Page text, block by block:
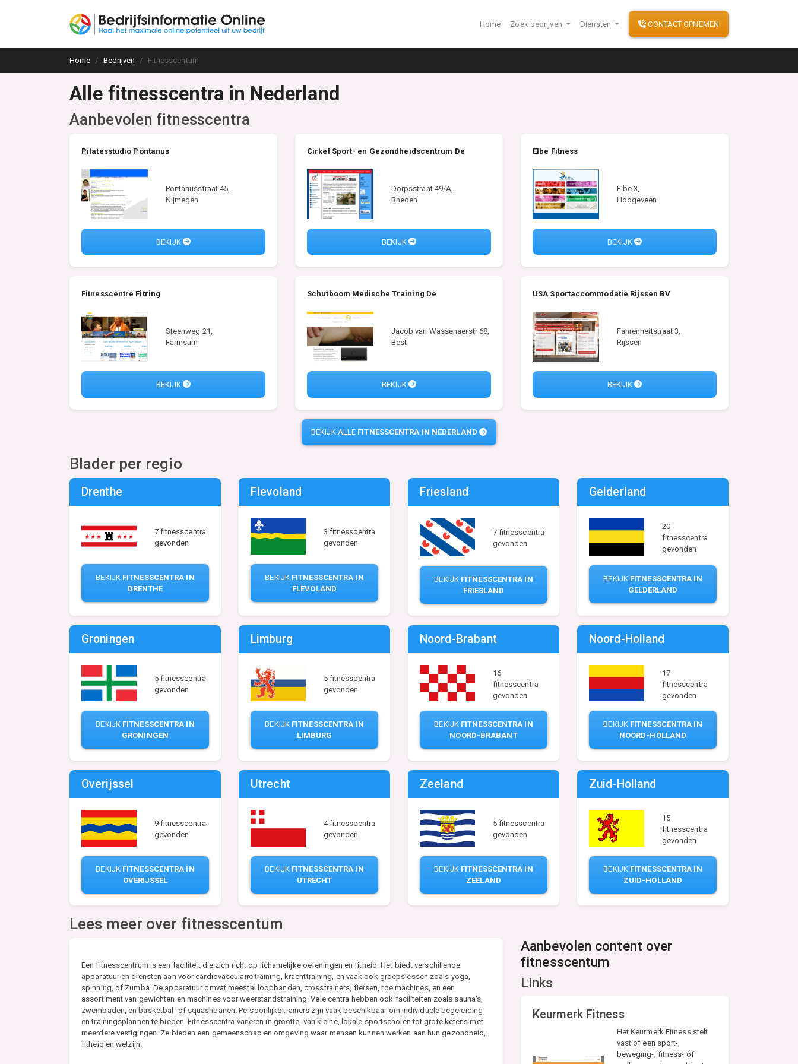
Home Zoek bedrijven Diensten CONTACT OPNEMEN
Home Bedrijven Fitnesscentum
Alle fitnesscentra in Nederland
Aanbevolen fitnesscentra
Pilatesstudio Pontanus
Pontanusstraat 45,
Nijmegen
BEKIJK
Cirkel Sport- en Gezondheidscentrum De
Dorpsstraat 49/A,
Rheden
BEKIJK
Elbe Fitness
Elbe 3,
Hoogeveen
BEKIJK
Fitnesscentre Fitring
Steenweg 21,
Farmsum
BEKIJK
Schutboom Medische Training De
Jacob van Wassenaerstr 68,
Best
BEKIJK
USA Sportaccommodatie Rijssen BV
Fahrenheitstraat 3,
Rijssen
BEKIJK
BEKIJK ALLE FITNESSCENTRA IN NEDERLAND
Blader per regio
Drenthe
7 fitnesscentra
gevonden
BEKIJK FITNESSCENTRA IN
DRENTHE
Flevoland
3 fitnesscentra
gevonden
BEKIJK FITNESSCENTRA IN
FLEVOLAND
Friesland
7 fitnesscentra
gevonden
BEKIJK FITNESSCENTRA IN
FRIESLAND
Gelderland
20
fitnesscentra
gevonden
BEKIJK FITNESSCENTRA IN
GELDERLAND
Groningen
5 fitnesscentra
gevonden
BEKIJK FITNESSCENTRA IN
GRONINGEN
Limburg
5 fitnesscentra
gevonden
BEKIJK FITNESSCENTRA IN
LIMBURG
Noord-Brabant
16
fitnesscentra
gevonden
BEKIJK FITNESSCENTRA IN
NOORD-BRABANT
Noord-Holland
17
fitnesscentra
gevonden
BEKIJK FITNESSCENTRA IN
NOORD-HOLLAND
Overijssel
9 fitnesscentra
gevonden
BEKIJK FITNESSCENTRA IN
OVERIJSSEL
Utrecht
4 fitnesscentra
gevonden
BEKIJK FITNESSCENTRA IN
UTRECHT
Zeeland
5 fitnesscentra
gevonden
BEKIJK FITNESSCENTRA IN
ZEELAND
Zuid-Holland
15
fitnesscentra
gevonden
BEKIJK FITNESSCENTRA IN
ZUID-HOLLAND
Lees meer over fitnesscentum
Een fitnesscentrum is een faciliteit die zich richt op lichamelijke oefeningen en fitheid. Het biedt verschillende
apparatuur en diensten aan voor cardiovasculaire training, krachttraining, en vaak ook groepslessen zoals yoga,
spinning, of Zumba. De apparatuur omvat meestal loopbanden, crosstrainers, fietsen, roeimachines, en een
assortiment van gewichten en machines voor weerstandstraining. Vele centra hebben ook faciliteiten zoals sauna's,
zwembaden, en basketbal- of squashbanen. Persoonlijke trainers zijn vaak beschikbaar om individuele begeleiding
en trainingsplannen te bieden. Fitnesscentra variëren in grootte, van kleine, lokale sportscholen tot grote ketens met
meerdere vestigingen. Ze bieden een gemeenschap en omgeving waar mensen kunnen werken aan hun gezondheid,
fitheid en welzijn.
Aanbevolen content over
fitnesscentum
Links
Keurmerk Fitness
Het Keurmerk Fitness stelt
vast of een sport-,
beweging-, fitness- of